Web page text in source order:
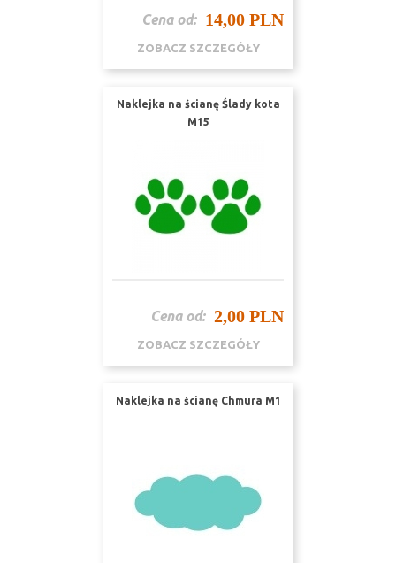
Cena od: 14,00 PLN
ZOBACZ SZCZEGÓŁY
Naklejka na ścianę Ślady kota
M15
Cena od: 2,00 PLN
ZOBACZ SZCZEGÓŁY
Naklejka na ścianę Chmura M1